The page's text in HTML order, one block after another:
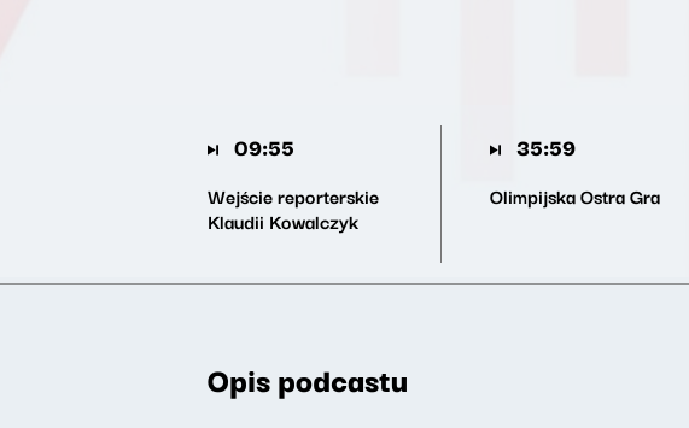
09:55
Wejście reporterskie
Klaudii Kowalczyk
35:59
Olimpijska Ostra Gra
Opis podcastu